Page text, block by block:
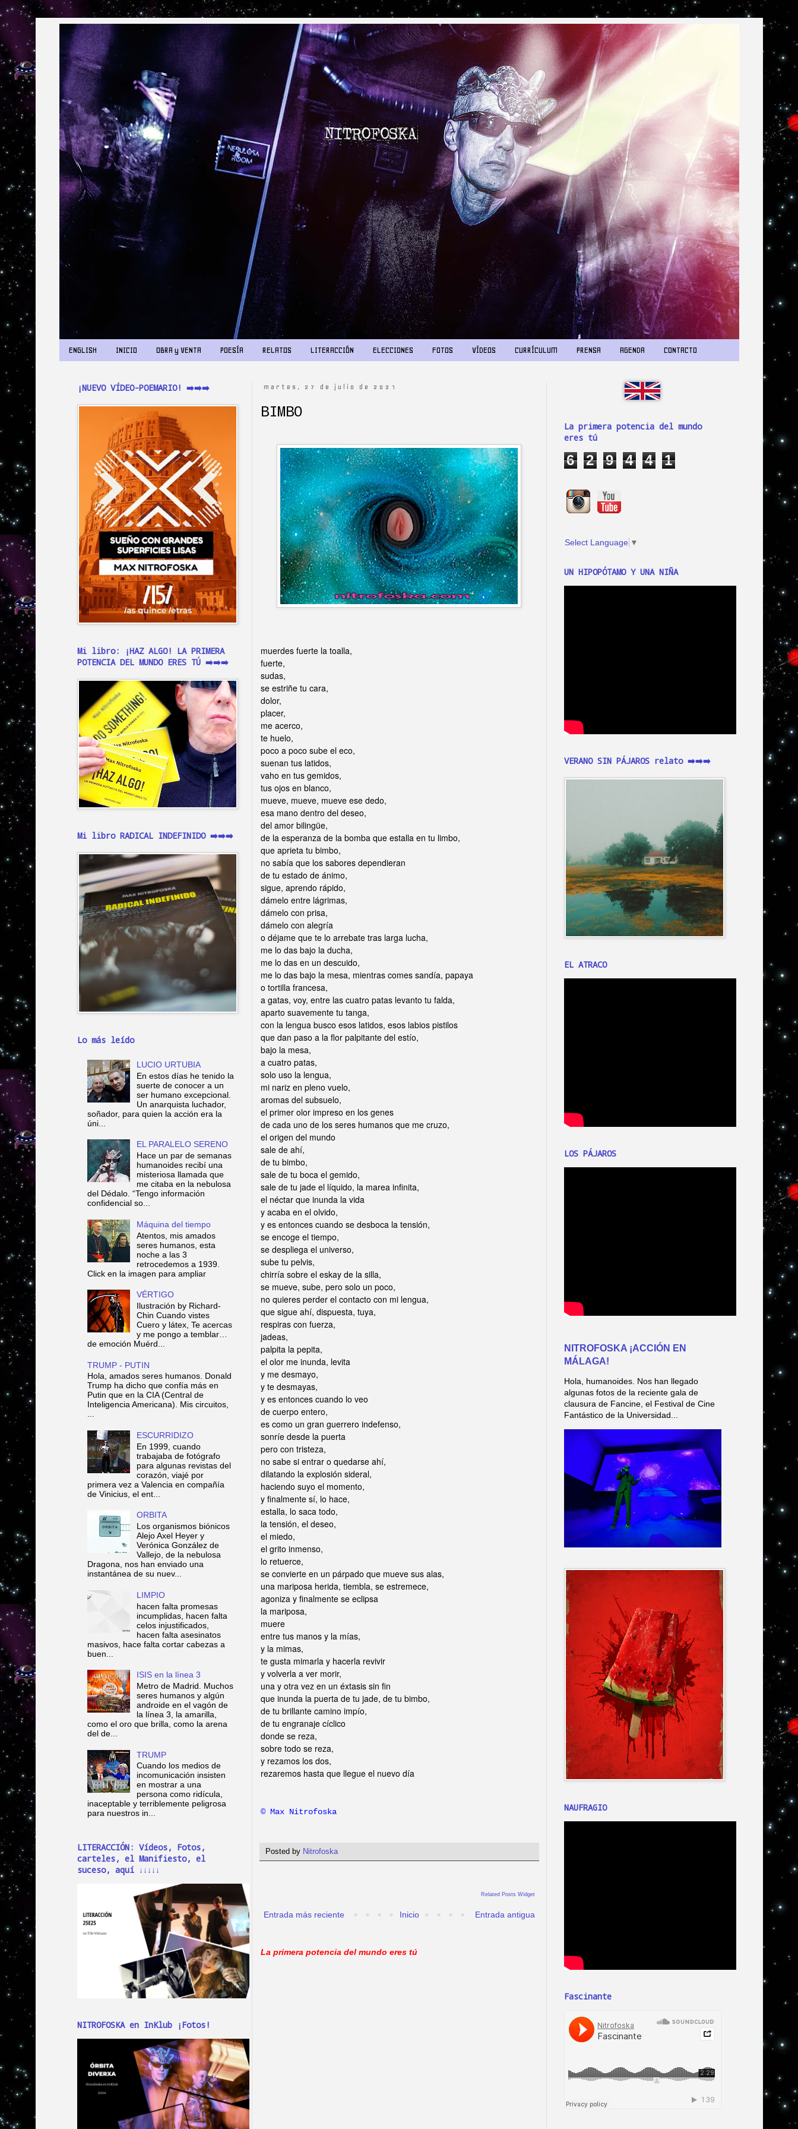
ENGLISH INICIO OBRA y VENTA POESÍA RELATOS LITERACCIÓN ELECCIONES FOTOS VÍDEOS CURRÍCULUM PRENSA AGENDA CONTACTO
martes, 27 de julio de 2021
BIMBO
muerdes fuerte la toalla,
fuerte,
sudas,
se estriñe tu cara,
dolor,
placer,
me acerco,
te huelo,
poco a poco sube el eco,
suenan tus latidos,
vaho en tus gemidos,
tus ojos en blanco,
mueve, mueve, mueve ese dedo,
esa mano dentro del deseo,
del amor bilingüe,
de la esperanza de la bomba que estalla en tu limbo,
que aprieta tu bimbo,
no sabía que los sabores dependieran
de tu estado de ánimo,
sigue, aprendo rápido,
dámelo entre lágrimas,
dámelo con prisa,
dámelo con alegría
o déjame que te lo arrebate tras larga lucha,
me lo das bajo la ducha,
me lo das en un descuido,
me lo das bajo la mesa, mientras comes sandía, papaya
o tortilla francesa,
a gatas, voy, entre las cuatro patas levanto tu falda,
aparto suavemente tu tanga,
con la lengua busco esos latidos, esos labios pistilos
que dan paso a la flor palpitante del estío,
bajo la mesa,
a cuatro patas,
solo uso la lengua,
mi nariz en pleno vuelo,
aromas del subsuelo,
el primer olor impreso en los genes
de cada uno de los seres humanos que me cruzo,
el origen del mundo
sale de ahí,
de tu bimbo,
sale de tu boca el gemido,
sale de tu jade el líquido, la marea infinita,
el néctar que inunda la vida
y acaba en el olvido,
y es entonces cuando se desboca la tensión,
se encoge el tiempo,
se despliega el universo,
sube tu pelvis,
chirría sobre el eskay de la silla,
se mueve, sube, pero solo un poco,
no quieres perder el contacto con mi lengua,
que sigue ahí, dispuesta, tuya,
respiras con fuerza,
jadeas,
palpita la pepita,
el olor me inunda, levita
y me desmayo,
y te desmayas,
y es entonces cuando lo veo
de cuerpo entero,
es como un gran guerrero indefenso,
sonríe desde la puerta
pero con tristeza,
no sabe si entrar o quedarse ahí,
dilatando la explosión sideral,
haciendo suyo el momento,
y finalmente sí, lo hace,
estalla, lo saca todo,
la tensión, el deseo,
el miedo,
el grito inmenso,
lo retuerce,
se convierte en un párpado que mueve sus alas,
una mariposa herida, tiembla, se estremece,
agoniza y finalmente se eclipsa
la mariposa,
muere
entre tus manos y la mías,
y la mimas,
te gusta mimarla y hacerla revivir
y volverla a ver morir,
una y otra vez en un éxtasis sin fin
que inunda la puerta de tu jade, de tu bimbo,
de tu brillante camino impío,
de tu engranaje cíclico
donde se reza,
sobre todo se reza,
y rezamos los dos,
rezaremos hasta que llegue el nuevo día
© Max Nitrofoska
Posted by Nitrofoska
Related Posts Widget
Entrada más reciente Entrada antigua
Inicio
La primera potencia del mundo eres tú
¡NUEVO VÍDEO-POEMARIO! ➡️➡️➡️
Mi libro: ¡HAZ ALGO! LA PRIMERA
POTENCIA DEL MUNDO ERES TÚ ➡️➡️➡️
Mi libro RADICAL INDEFINIDO ➡️➡️➡️
Lo más leído
LUCIO URTUBIA
En estos días he tenido la
suerte de conocer a un
ser humano excepcional.
Un anarquista luchador,
soñador, para quien la acción era la
úni...
EL PARALELO SERENO
Hace un par de semanas
humanoides recibí una
misteriosa llamada que
me citaba en la nebulosa
del Dédalo. “Tengo información
confidencial so...
Máquina del tiempo
Atentos, mis amados
seres humanos, esta
noche a las 3
retrocedemos a 1939.
Click en la imagen para ampliar
VÉRTIGO
Ilustración by Richard-
Chin Cuando vistes
Cuero y látex, Te acercas
y me pongo a temblar…
de emoción Muérd...
TRUMP - PUTIN
Hola, amados seres humanos. Donald
Trump ha dicho que confía más en
Putin que en la CIA (Central de
Inteligencia Americana). Mis circuitos,
...
ESCURRIDIZO
En 1999, cuando
trabajaba de fotógrafo
para algunas revistas del
corazón, viajé por
primera vez a Valencia en compañía
de Vinicius, el ent...
ORBITA
Los organismos biónicos
Alejo Axel Heyer y
Verónica González de
Vallejo, de la nebulosa
Dragona, nos han enviado una
instantánea de su nuev...
LIMPIO
hacen falta promesas
incumplidas, hacen falta
celos injustificados,
hacen falta asesinatos
masivos, hace falta cortar cabezas a
buen...
ISIS en la línea 3
Metro de Madrid. Muchos
seres humanos y algún
androide en el vagón de
la línea 3, la amarilla,
como el oro que brilla, como la arena
del de...
TRUMP
Cuando los medios de
incomunicación insisten
en mostrar a una
persona como ridícula,
inaceptable y terriblemente peligrosa
para nuestros in...
LITERACCIÓN: Vídeos, Fotos,
carteles, el Manifiesto, el
suceso, aquí ↓↓↓↓↓
NITROFOSKA en InKlub ¡Fotos!
La primera potencia del mundo
eres tú
6 2 9 4 4 1
Select Language ▼
UN HIPOPÓTAMO Y UNA NIÑA
VERANO SIN PÁJAROS relato ➡️➡️➡️
EL ATRACO
LOS PÁJAROS
NITROFOSKA ¡ACCIÓN EN
MÁLAGA!
Hola, humanoides. Nos han llegado
algunas fotos de la reciente gala de
clausura de Fancine, el Festival de Cine
Fantástico de la Universidad...
NAUFRAGIO
Fascinante